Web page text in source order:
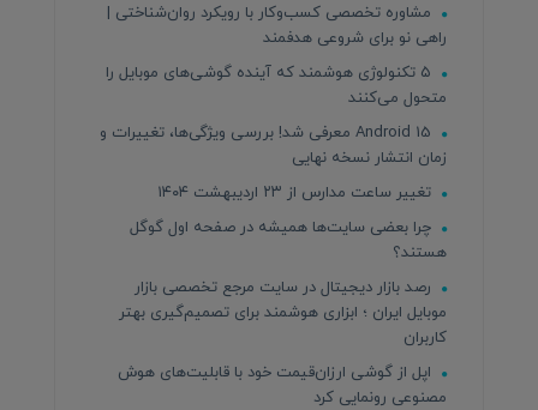
مشاوره تخصصی کسب‌وکار با رویکرد روان‌شناختی |
راهی نو برای شروعی هدفمند
۵ تکنولوژی هوشمند که آینده گوشی‌های موبایل را
متحول می‌کنند
Android 15 معرفی شد! بررسی ویژگی‌ها، تغییرات و
زمان انتشار نسخه نهایی
تغییر ساعت مدارس از ۲۳ اردیبهشت ۱۴۰۴
چرا بعضی سایت‌ها همیشه در صفحه اول گوگل
هستند؟
رصد بازار دیجیتال در سایت مرجع تخصصی بازار
موبایل ایران ؛ ابزاری هوشمند برای تصمیم‌گیری بهتر
کاربران
اپل از گوشی ارزان‌قیمت خود با قابلیت‌های هوش
مصنوعی رونمایی کرد